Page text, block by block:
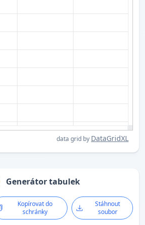
data grid by DataGridXL
Generátor tabulek
Kopírovat do
schránky
Stáhnout
soubor